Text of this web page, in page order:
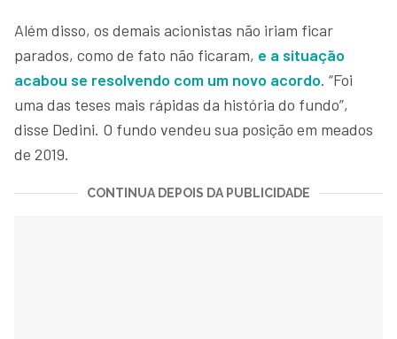
Além disso, os demais acionistas não iriam ficar
parados, como de fato não ficaram, e a situação
acabou se resolvendo com um novo acordo. “Foi
uma das teses mais rápidas da história do fundo”,
disse Dedini. O fundo vendeu sua posição em meados
de 2019.
CONTINUA DEPOIS DA PUBLICIDADE